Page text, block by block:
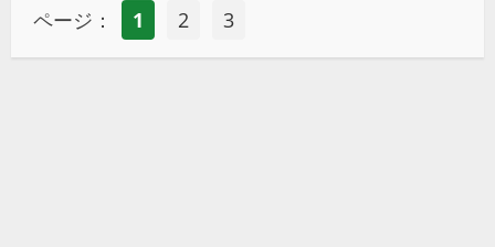
ページ： 1 2 3